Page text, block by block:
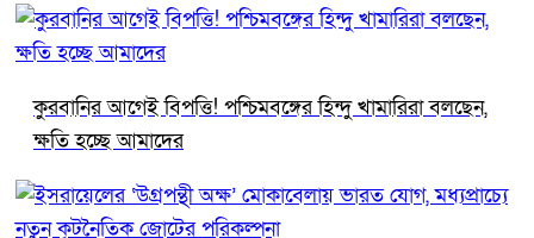
কুরবানির আগেই বিপত্তি! পশ্চিমবঙ্গের হিন্দু খামারিরা বলছেন,
ক্ষতি হচ্ছে আমাদের